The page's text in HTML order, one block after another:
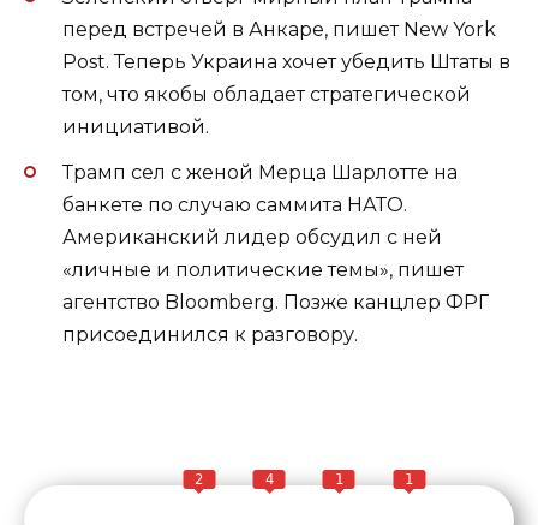
перед встречей в Анкаре, пишет New York
Post. Теперь Украина хочет убедить Штаты в
том, что якобы обладает стратегической
инициативой.
Трамп сел с женой Мерца Шарлотте на
банкете по случаю саммита НАТО.
Американский лидер обсудил с ней
«личные и политические темы», пишет
агентство Bloomberg. Позже канцлер ФРГ
присоединился к разговору.
2 4 1 1